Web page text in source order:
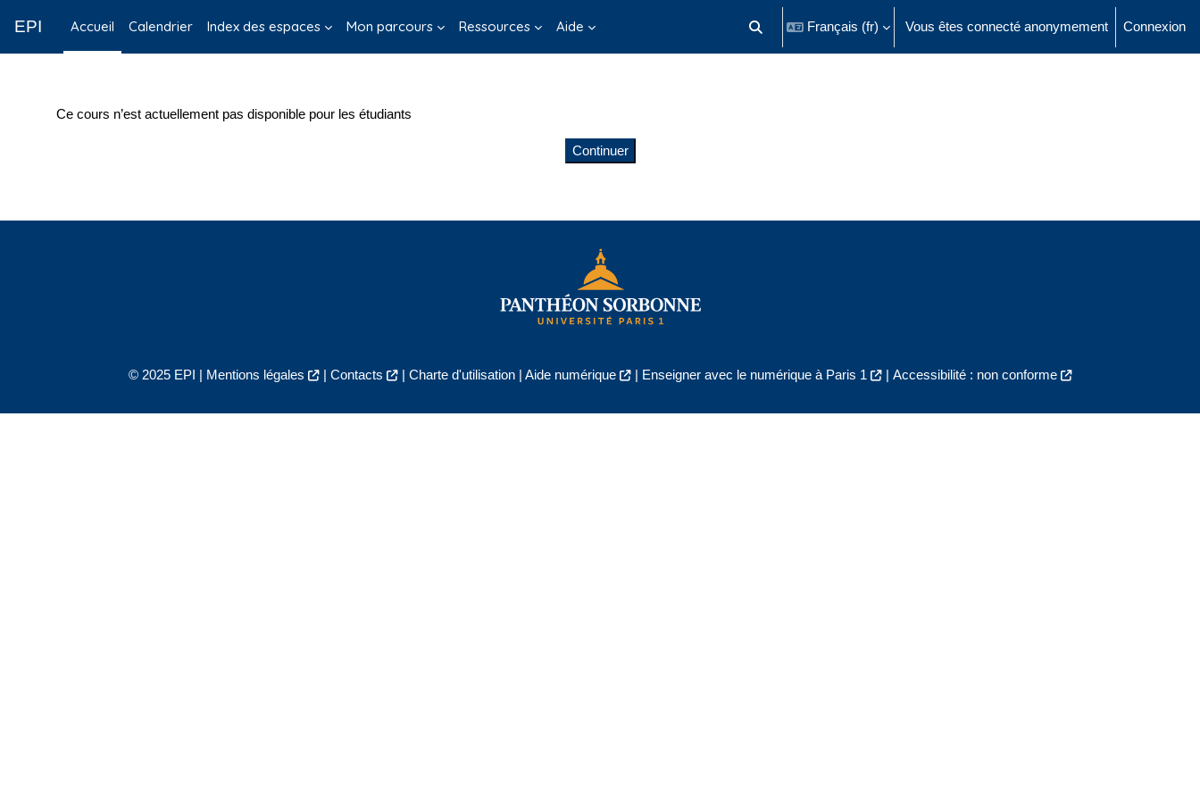
EPI Accueil Calendrier Index des espaces Mon parcours Ressources Aide Activer/désactiver la saisie de recherche
Français ‎(fr)‎ Vous êtes connecté anonymement Connexion
Ce cours n’est actuellement pas disponible pour les étudiants
Continuer
© 2025 EPI | Mentions légales | Contacts | Charte d'utilisation| Aide numérique | Enseigner avec le numérique à Paris 1 | Accessibilité : non conforme